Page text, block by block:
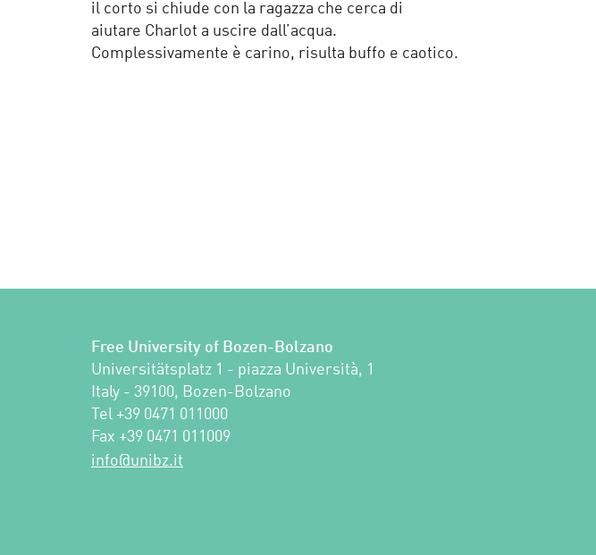
il corto si chiude con la ragazza che cerca di
aiutare Charlot a uscire dall’acqua.
Complessivamente è carino, risulta buffo e caotico.
Free University of Bozen-Bolzano
Universitätsplatz 1 - piazza Università, 1
Italy - 39100, Bozen-Bolzano
Tel +39 0471 011000
Fax +39 0471 011009
ti.zbinu@ofni